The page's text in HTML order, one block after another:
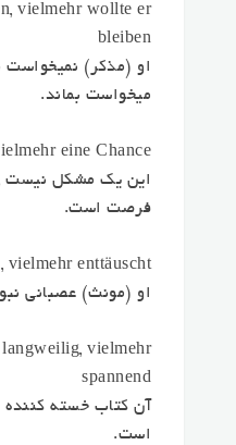
vielmehrwollte er
bleiben
او (مذکر) نمیخواست
میخواست بماند.
eine Chance
این یک مشکل نیست
فرصت است.
vielmehrenttäuscht
او (مونث) عصبانی
langweilig,vielmehr
spannend
آن کتاب خسته
است.